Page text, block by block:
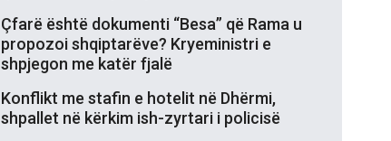
Çfarë është dokumenti “Besa” që Rama u
propozoi shqiptarëve? Kryeministri e
shpjegon me katër fjalë
Konflikt me stafin e hotelit në Dhërmi,
shpallet në kërkim ish-zyrtari i policisë